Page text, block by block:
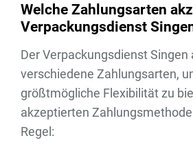
Welche Zahlungsarten
Verpackungsdienst
Der Verpackungsdienst
verschiedene Zahlungsarten,
größtmögliche Flexibilität zu
akzeptierten
Regel: